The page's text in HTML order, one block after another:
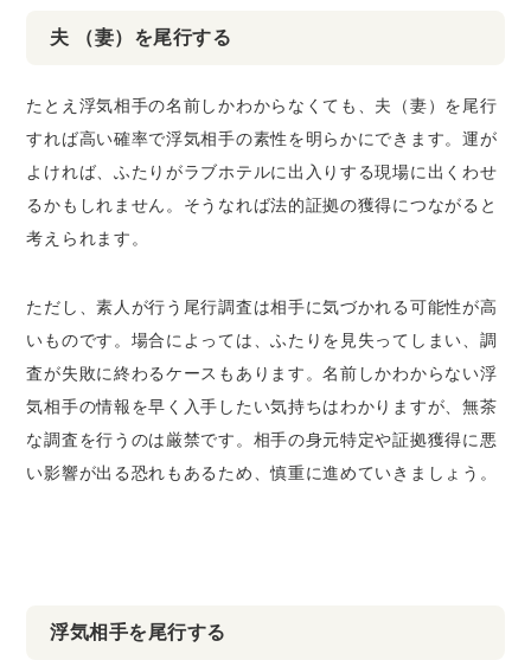
夫 （妻）を尾行する
たとえ浮気相手の名前しかわからなくても、夫（妻）を尾行
すれば高い確率で浮気相手の素性を明らかにできます。運が
よければ、ふたりがラブホテルに出入りする現場に出くわせ
るかもしれません。そうなれば法的証拠の獲得につながると
考えられます。
ただし、素人が行う尾行調査は相手に気づかれる可能性が高
いものです。場合によっては、ふたりを見失ってしまい、調
査が失敗に終わるケースもあります。名前しかわからない浮
気相手の情報を早く入手したい気持ちはわかりますが、無茶
な調査を行うのは厳禁です。相手の身元特定や証拠獲得に悪
い影響が出る恐れもあるため、慎重に進めていきましょう。
浮気相手を尾行する